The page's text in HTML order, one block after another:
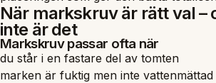
När markskruv är rätt val –
inte är det
Markskruv passar ofta när
du står i en fastare del av tomten
marken är fuktig men inte vattenmättad